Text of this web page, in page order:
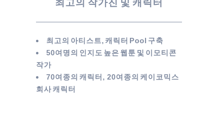
최고의 작가진 및 캐릭터
최고의 아티스트, 캐릭터 Pool 구축
50여명의 인지도 높은 웹툰 및 이모티콘
작가
70여종의 캐릭터, 20여종의 케이코믹스
회사 캐릭터